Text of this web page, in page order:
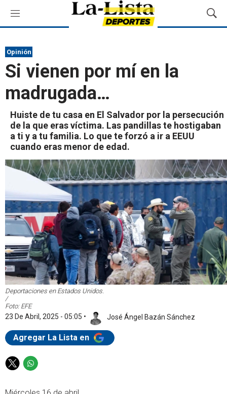
M
e
ú
M
o
s
q
a
Opinión
Si vienen por mí en la
madrugada…
Huiste de tu casa en El Salvador por la persecución
de la que eras víctima. Las pandillas te hostigaban
a ti y a tu familia. Lo que te forzó a ir a EEUU
cuando eras menor de edad.
Deportaciones en Estados Unidos.
/
Foto: EFE
23 De Abril, 2025 - 05:05 • José Ángel Bazán Sánchez
Agregar La Lista en
T
i
W
a